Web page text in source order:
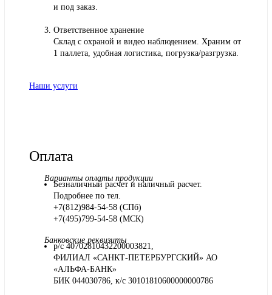
и под заказ.
Ответственное хранение
Склад с охраной и видео наблюдением. Храним от
1 паллета, удобная логистика, погрузка/разгрузка.
Наши услуги
Оплата
Варианты оплаты продукции
Безналичный расчет и наличный расчет.
Подробнее по тел.
+7(812)984-54-58 (СПб)
+7(495)799-54-58 (МСК)
Банковские реквизиты
р/с 40702810432200003821,
ФИЛИАЛ «САНКТ-ПЕТЕРБУРГСКИЙ» АО
«АЛЬФА-БАНК»
БИК 044030786, к/с 30101810600000000786